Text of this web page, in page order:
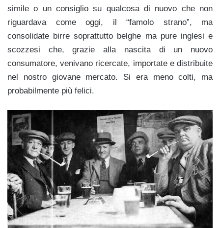
simile o un consiglio su qualcosa di nuovo che non
riguardava come oggi, il “famolo strano”, ma
consolidate birre soprattutto belghe ma pure inglesi e
scozzesi che, grazie alla nascita di un nuovo
consumatore, venivano ricercate, importate e distribuite
nel nostro giovane mercato. Si era meno colti, ma
probabilmente più felici.